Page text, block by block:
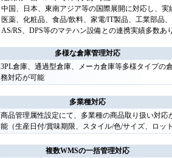
中国、日本、東南アジア等の国際展開に対応し、実
医薬、化粧品、食品/飲料、家電/IT製品、工業部品
AS/RS、DPS等のマテハン設備との連携実績多数あり
多様な倉庫管理対応
3PL倉庫、通過型倉庫、メーカ倉庫等多様タイプの
務対応が可能
多業種対応
商品管理属性設定にて、多業種の商品取り扱い対応
能（生産日付/賞味期限、スタイル/色/サイズ、ロット
複数WMSの一括管理対応